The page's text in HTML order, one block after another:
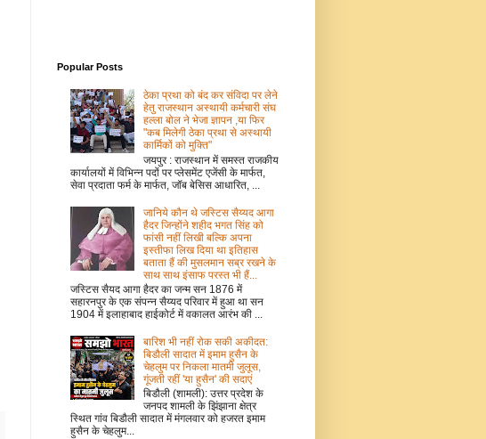
Popular Posts
ठेका प्रथा को बंद कर संविदा पर लेने
हेतु राजस्थान अस्थायी कर्मचारी संघ
हल्ला बोल ने भेजा ज्ञापन ,या फिर
"कब मिलेगी ठेका प्रथा से अस्थायी
कार्मिकों को मुक्ति"
जयपुर : राजस्थान में समस्त राजकीय
कार्यालयों में विभिन्न पदों पर प्लेसमेंट एजेंसी के मार्फत,
सेवा प्रदाता फर्म के मार्फत, जॉब बेसिस आधारित, ...
जानिये कौन थे जस्टिस सैय्यद आगा
हैदर जिन्होंने शहीद भगत सिंह को
फांसी नहीं लिखी बल्कि अपना
इस्तीफा लिख दिया था इतिहास
बताता हैं की मुसलमान सब्र रखने के
साथ साथ इंसाफ परस्त भी हैं...
जस्टिस सैयद आगा हैदर का जन्म सन 1876 में
सहारनपुर के एक संपन्न सैय्यद परिवार में हुआ था सन
1904 में इलाहाबाद हाईकोर्ट में वकालत आरंभ की ...
बारिश भी नहीं रोक सकी अकीदत:
बिडौली सादात में इमाम हुसैन के
चेहलुम पर निकला मातमी जुलूस,
गूंजती रहीं 'या हुसैन' की सदाएं
बिडौली (शामली): उत्तर प्रदेश के
जनपद शामली के झिंझाना क्षेत्र
स्थित गांव बिडौली सादात में मंगलवार को हजरत इमाम
हुसैन के चेहलुम...